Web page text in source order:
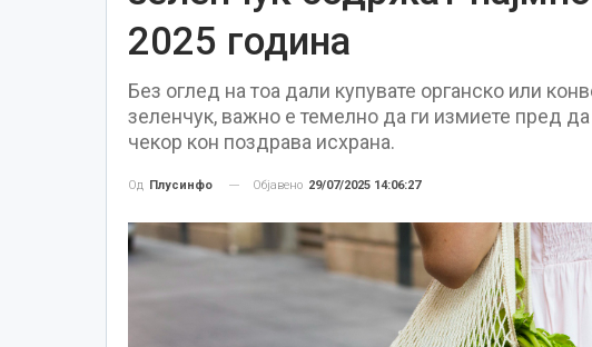
2025 година
Без оглед на тоа дали купувате органско или
зеленчук, важно е темелно да ги измиете пред да
чекор кон поздрава исхрана.
Од Плусинфо Објавено 29/07/2025 14:06:27